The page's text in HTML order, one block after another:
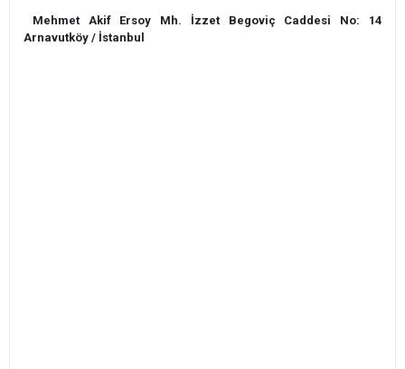
Mehmet Akif Ersoy Mh. İzzet Begoviç Caddesi No: 14
Arnavutköy / İstanbul